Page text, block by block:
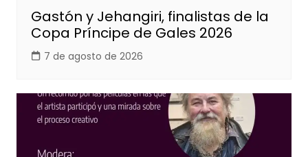
Gastón y Jehangiri, finalistas de la
Copa Príncipe de Gales 2026
7 de agosto de 2026